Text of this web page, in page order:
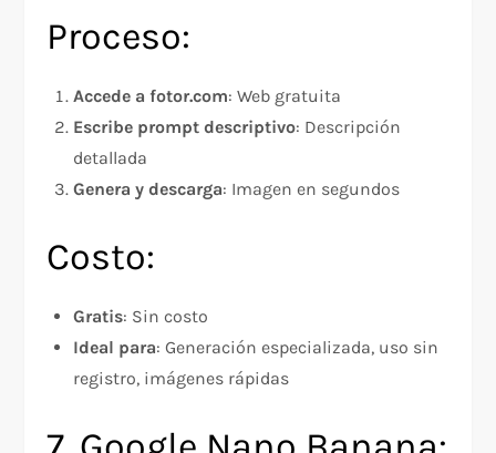
Proceso:
Accede a fotor.com: Web gratuita
Escribe prompt descriptivo: Descripción
detallada
Genera y descarga: Imagen en segundos
Costo:
Gratis: Sin costo
Ideal para: Generación especializada, uso sin
registro, imágenes rápidas